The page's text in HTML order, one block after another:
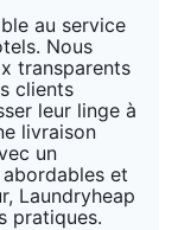
au service
Nous
transparents
clients
leur linge à
livraison
un
et
Laundryheap
pratiques.